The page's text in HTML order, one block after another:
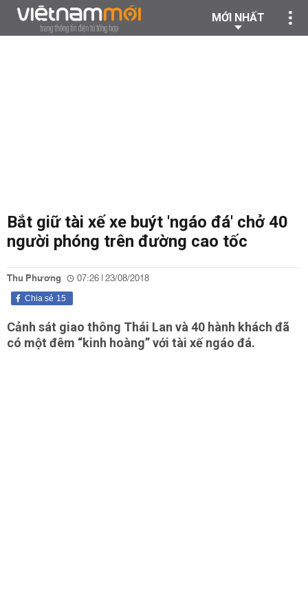
MỚI NHẤT
Bắt giữ tài xế xe buýt 'ngáo đá' chở 40
người phóng trên đường cao tốc
Thu Phương 07:26 | 23/08/2018
15
Chia sẻ
Cảnh sát giao thông Thái Lan và 40 hành khách đã
có một đêm “kinh hoàng” với tài xế ngáo đá.